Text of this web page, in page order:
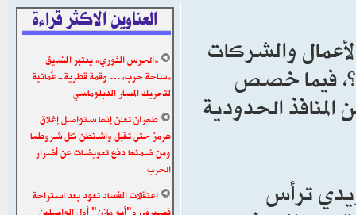
والشركات
فيما خصص
الحدودية
ترأس
العناوين الاكثر قراءة
«الحرس الثوري» يعتبر المضيق
«ساحة حرب»… وقمة قطرية ـ عُمانية
لتحريك المسار الدبلوماسي
طهران تعلن إنها ستواصل إغلاق
هرمز حتى تقبل واشنطن كل شروطها
ومن ضمنها دفع تعويضات عن أضرار
الحرب
اعتقالات الفساد تعود بعد استراحة